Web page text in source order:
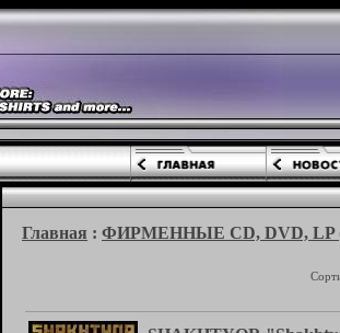
Главная : ФИРМЕННЫЕ CD, DVD, LP